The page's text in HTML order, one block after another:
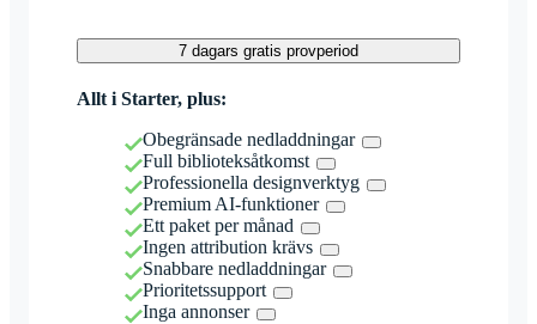
7 dagars gratis provperiod
Allt i Starter, plus:
Obegränsade nedladdningar
Full biblioteksåtkomst
Professionella designverktyg
Premium AI-funktioner
Ett paket per månad
Ingen attribution krävs
Snabbare nedladdningar
Prioritetssupport
Inga annonser